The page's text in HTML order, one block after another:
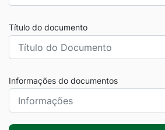
Título do documento
Informações do documentos